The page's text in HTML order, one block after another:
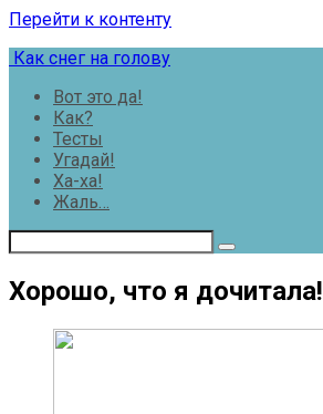
Перейти к контенту
Как снег на голову
Вот это да!
Как?
Тесты
Угадай!
Ха-ха!
Жаль…
Хорошо, что я дочитала!